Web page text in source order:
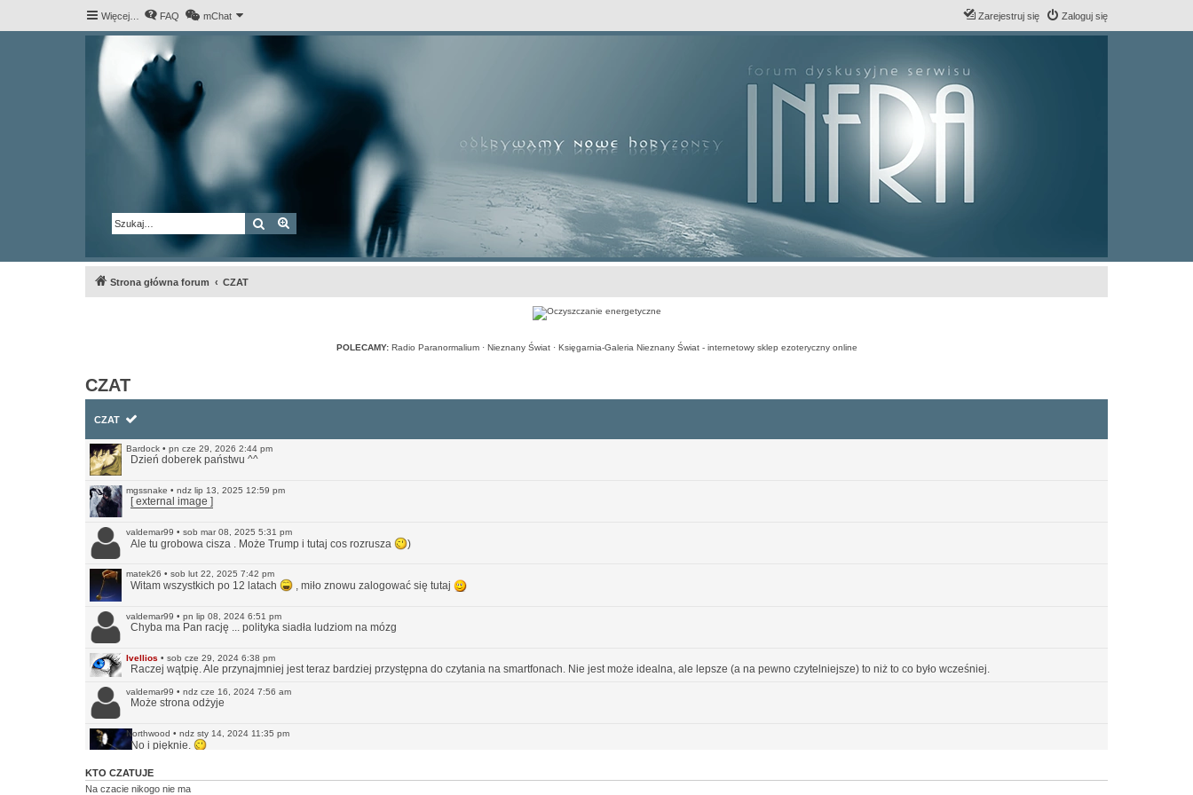
Więcej… FAQ mChat Zaloguj się
Zarejestruj się
Szukaj Wyszukiwanie zaawansowane
Strona główna forum CZAT
POLECAMY: Radio Paranormalium· Nieznany Świat· Księgarnia-Galeria Nieznany Świat - internetowy sklep ezoteryczny online
CZAT
CZAT
Bardock • pn cze 29, 2026 2:44 pm
Dzień doberek państwu ^^
mgssnake • ndz lip 13, 2025 12:59 pm
[ external image ]
valdemar99 • sob mar 08, 2025 5:31 pm
Ale tu grobowa cisza . Może Trump i tutaj cos rozrusza )
matek26 • sob lut 22, 2025 7:42 pm
Witam wszystkich po 12 latach , miło znowu zalogować się tutaj
valdemar99 • pn lip 08, 2024 6:51 pm
Chyba ma Pan rację ... polityka siadła ludziom na mózg
Ivellios • sob cze 29, 2024 6:38 pm
Raczej wątpię. Ale przynajmniej jest teraz bardziej przystępna do czytania na smartfonach. Nie jest może idealna, ale lepsze (a na pewno czytelniejsze) to niż to co było wcześniej.
valdemar99 • ndz cze 16, 2024 7:56 am
Może strona odżyje
Northwood • ndz sty 14, 2024 11:35 pm
No i pięknie.
Ivellios
Przekonwertowałem Infrę na WordPressa:
KTO CZATUJE
Na czacie nikogo nie ma